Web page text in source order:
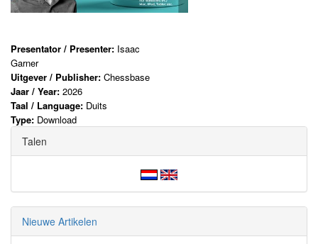
Presentator / Presenter: Isaac
Garner
Uitgever / Publisher: Chessbase
Jaar / Year: 2026
Taal / Language: Duits
Type: Download
Talen
Nieuwe Artikelen